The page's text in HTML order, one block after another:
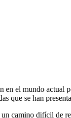
en el mundo actual
que se han
camino difícil de